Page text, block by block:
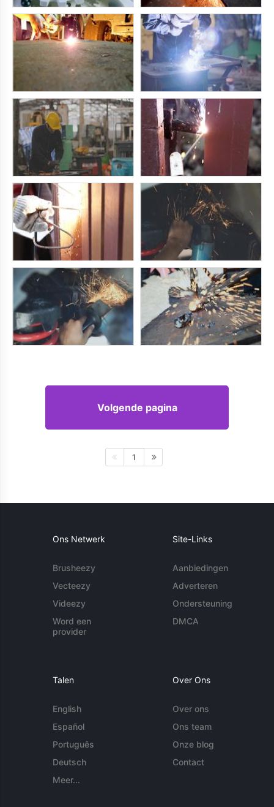
Volgende pagina
1
Ons Netwerk
Brusheezy
Vecteezy
Videezy
Word een
provider
Site-Links
Aanbiedingen
Adverteren
Ondersteuning
DMCA
Talen
English
Español
Português
Deutsch
Meer...
Over Ons
Over ons
Ons team
Onze blog
Contact